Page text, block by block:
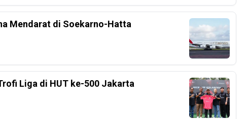
Mendarat di Soekarno-Hatta
Liga di HUT ke-500 Jakarta